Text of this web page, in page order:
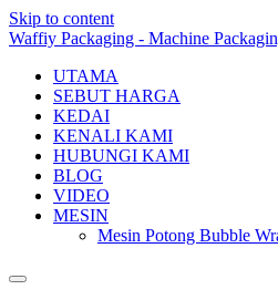
Skip to content
Waffiy Packaging - Machine
UTAMA
SEBUT HARGA
KEDAI
KENALI KAMI
HUBUNGI KAMI
BLOG
VIDEO
MESIN
Mesin Potong Bubble